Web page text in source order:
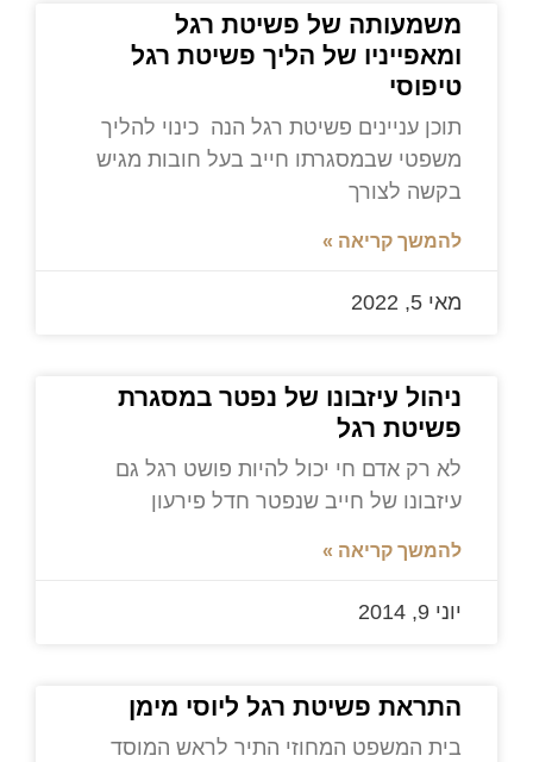
משמעותה של פשיטת רגל
ומאפייניו של הליך פשיטת רגל
טיפוסי
תוכן עניינים פשיטת רגל הנה כינוי להליך
משפטי שבמסגרתו חייב בעל חובות מגיש
בקשה לצורך
להמשך קריאה »
מאי 5, 2022
ניהול עיזבונו של נפטר במסגרת
פשיטת רגל
לא רק אדם חי יכול להיות פושט רגל גם
עיזבונו של חייב שנפטר חדל פירעון
להמשך קריאה »
יוני 9, 2014
התראת פשיטת רגל ליוסי מימן
בית המשפט המחוזי התיר לראש המוסד